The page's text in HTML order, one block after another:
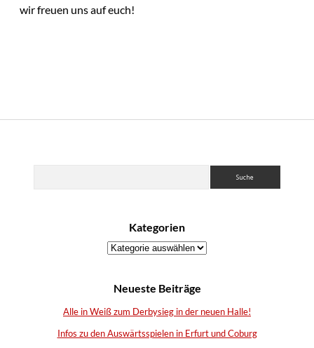
wir freuen uns auf euch!
Kategorien
Kategorien
Neueste Beiträge
Alle in Weiß zum Derbysieg in der neuen Halle!
Infos zu den Auswärtsspielen in Erfurt und Coburg